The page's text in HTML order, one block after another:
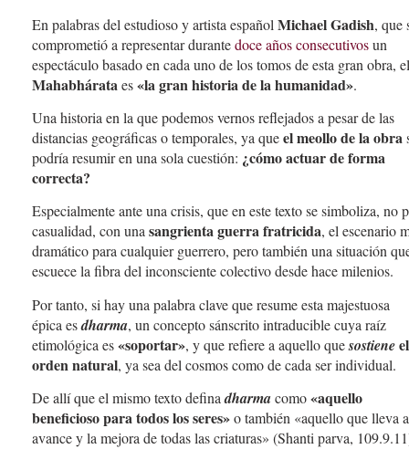
En palabras del estudioso y artista español Michael Gadish, que
comprometió a representar durantedoce años consecutivosun
espectáculo basado en cada uno de los tomos de esta gran obra, el
Mahabhárataes«la gran historia de la humanidad».
Una historia en la que podemos vernos reflejados a pesar de las
distancias geográficas o temporales, ya queel meollo de la obra
podría resumir en una sola cuestión: ¿cómo actuar de forma
correcta?
Especialmente ante una crisis, que en este texto se simboliza, no
casualidad, con unasangrienta guerra fratricida, el escenario
dramático para cualquier guerrero, pero también una situación
escuece la fibra del inconsciente colectivo desde hace milenios.
Por tanto, si hay una palabra clave que resume esta majestuosa
épica esdharma, un concepto sánscrito intraducible cuya raíz
etimológica es«soportar», y que refiere a aquello quesostieneel
orden natural, ya sea del cosmos como de cada ser individual.
De allí que el mismo texto definadharmacomo«aquello
beneficioso para todos los seres»o también «aquello que lleva
avance y la mejora de todas las criaturas» (Shanti parva,